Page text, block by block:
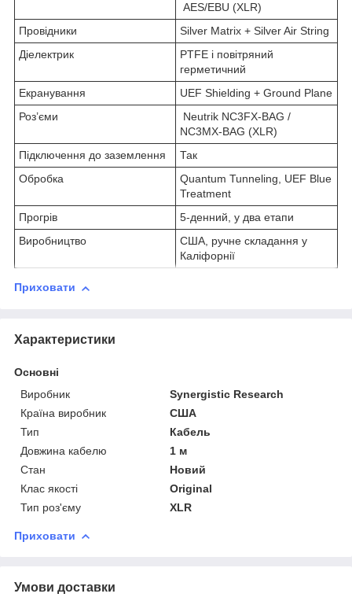
AES/EBU (XLR)
Провідники
Silver Matrix + Silver Air String
Діелектрик
PTFE і повітряний
герметичний
Екранування
UEF Shielding + Ground Plane
Роз’єми
Neutrik NC3FX-BAG /
NC3MX-BAG (XLR)
Підключення до заземлення
Так
Обробка
Quantum Tunneling, UEF Blue
Treatment
Прогрів
5-денний, у два етапи
Виробництво
США, ручне складання у
Каліфорнії
Приховати
Характеристики
Основні
Виробник
Synergistic Research
Країна виробник
США
Тип
Кабель
Довжина кабелю
1 м
Стан
Новий
Клас якості
Original
Тип роз'єму
XLR
Приховати
Умови доставки